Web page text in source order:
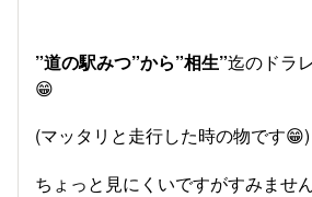
”道の駅みつ”から”相生”迄のドラ
😁
(マッタリと走行した時の物です😁)
ちょっと見にくいですがすみませ